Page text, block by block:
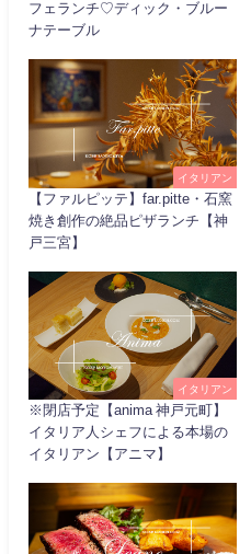
フェランチ♡ディック・ブルー
ナテーブル
イタリアン
【ファルピッテ】far.pitte・石窯
焼き創作の絶品ピザランチ【神
戸三宮】
イタリアン
※閉店予定【anima 神戸元町】
イタリア人シェフによる本場の
イタリアン【アニマ】